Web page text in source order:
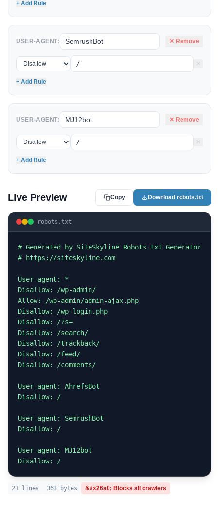
+ Add Rule
USER-AGENT: ✕ Remove
×
+ Add Rule
USER-AGENT: ✕ Remove
×
+ Add Rule
Live Preview Copy Download robots.txt
robots.txt
# Generated by SiteSkyline Robots.txt Generator
# https://siteskyline.com
User-agent: *
Disallow: /wp-admin/
Allow: /wp-admin/admin-ajax.php
Disallow: /wp-login.php
Disallow: /?s=
Disallow: /search/
Disallow: /trackback/
Disallow: /feed/
Disallow: /comments/
User-agent: AhrefsBot
Disallow: /
User-agent: SemrushBot
Disallow: /
User-agent: MJ12bot
Disallow: /
21 lines 363 bytes &#x26a0; Blocks all crawlers